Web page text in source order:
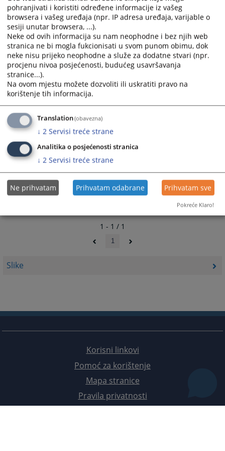
Slike
and
select
a
date.
Press
the
question
mark
key
to
get
the
shortcuts
for
changing
dates.
and
select
date.
Press
the
mark
to
the
shortcuts
for
changing
dates.
1 - 1 / 1
1
Korisni linkovi
Pomoć za korištenje
Mapa stranice
Pravila privatnosti
pohranjivati i koristiti određene informacije iz vašeg
browsera i vašeg uređaja (npr. IP adresa uređaja, varijable o
sesiji unutar browsera, ...).
Neke od ovih informacija su nam neophodne i bez njih web
stranica ne bi mogla fukcionisati u svom punom obimu, dok
neke nisu prijeko neophodne a služe za dodatne stvari (npr.
procjenu nivoa posjećenosti, budućeg usavršavanja
stranice...).
Na ovom mjestu možete dozvoliti ili uskratiti pravo na
korištenje tih informacija.
Translation(obavezna)
↓ 2 Servisi treće strane
Analitika o posjećenosti stranica
↓ 2 Servisi treće strane
Ne prihvatam Prihvatam odabrane Prihvatam sve
Pokreće Klaro!